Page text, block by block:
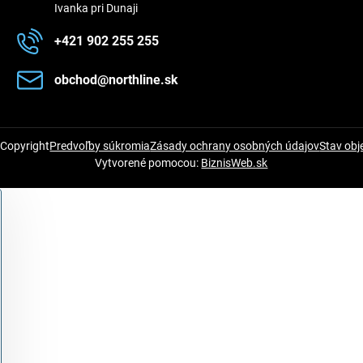
Ivanka pri Dunaji
+421 902 255 255
obchod​@northline​.sk
Predvoľby súkromiaZásady ochrany osobných údajovStav
Vytvorené pomocou: BiznisWeb.sk